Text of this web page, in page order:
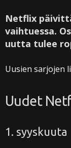
Netflix
vaihtuessa.
uutta tulee
Uusien sarjojen
Uudet
1. syyskuuta